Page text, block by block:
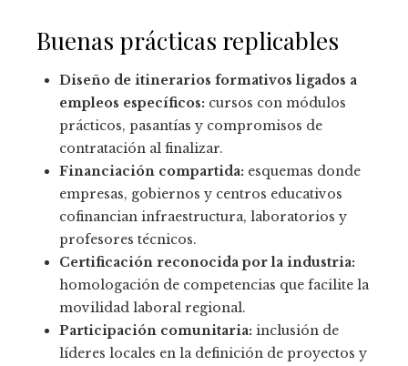
Buenas prácticas replicables
Diseño de itinerarios formativos ligados a
empleos específicos: cursos con módulos
prácticos, pasantías y compromisos de
contratación al finalizar.
Financiación compartida: esquemas donde
empresas, gobiernos y centros educativos
cofinancian infraestructura, laboratorios y
profesores técnicos.
Certificación reconocida por la industria:
homologación de competencias que facilite la
movilidad laboral regional.
Participación comunitaria: inclusión de
líderes locales en la definición de proyectos y